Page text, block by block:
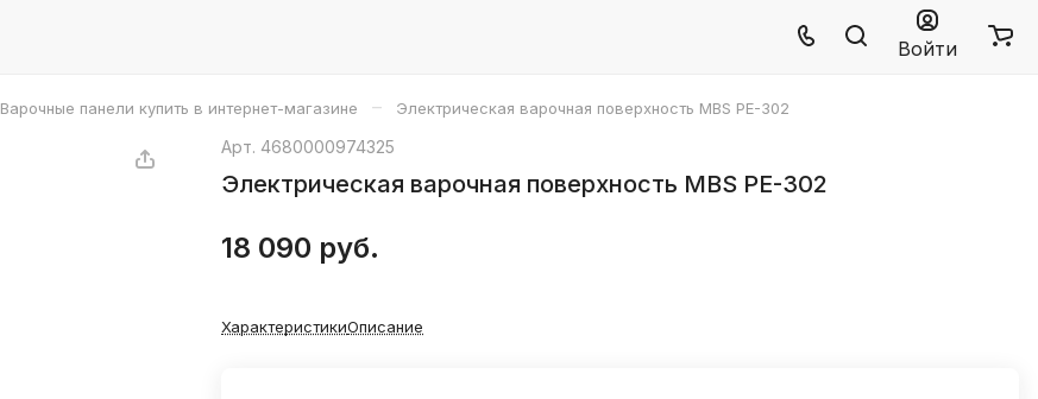
Войти
Варочные панели купить в интернет-магазине – Электрическая варочная поверхность MBS PE-302
Арт. 4680000974325
Электрическая варочная поверхность MBS PE-302
18 090 руб.
ХарактеристикиОписание